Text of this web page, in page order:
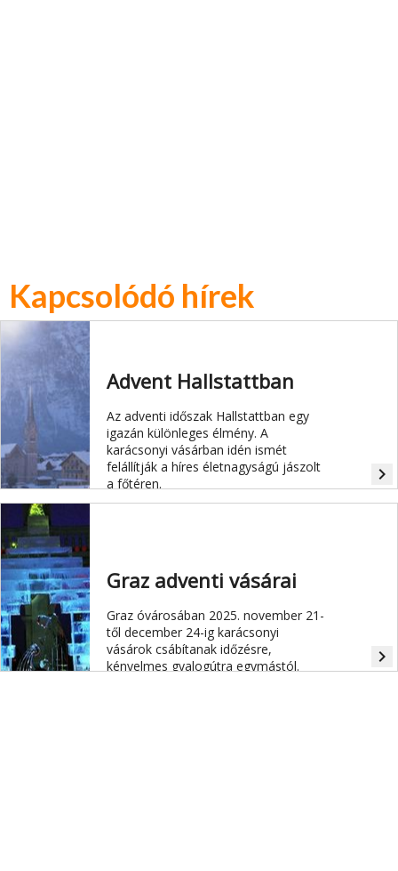
Kapcsolódó hírek
Advent Hallstattban
Az adventi időszak Hallstattban egy
igazán különleges élmény. A
karácsonyi vásárban idén ismét
felállítják a híres életnagyságú jászolt
a főtéren.
navigate_next
Graz adventi vásárai
Graz óvárosában 2025. november 21-
től december 24-ig karácsonyi
vásárok csábítanak időzésre,
kényelmes gyalogútra egymástól.
navigate_next